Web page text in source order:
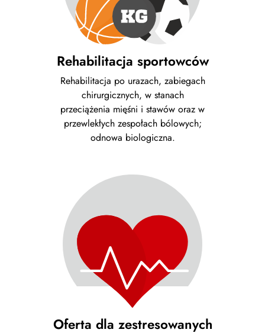
Rehabilitacja sportowców
Rehabilitacja po urazach, zabiegach
chirurgicznych, w stanach
przeciążenia mięśni i stawów oraz w
przewlekłych zespołach bólowych;
odnowa biologiczna.
Oferta dla zestresowanych